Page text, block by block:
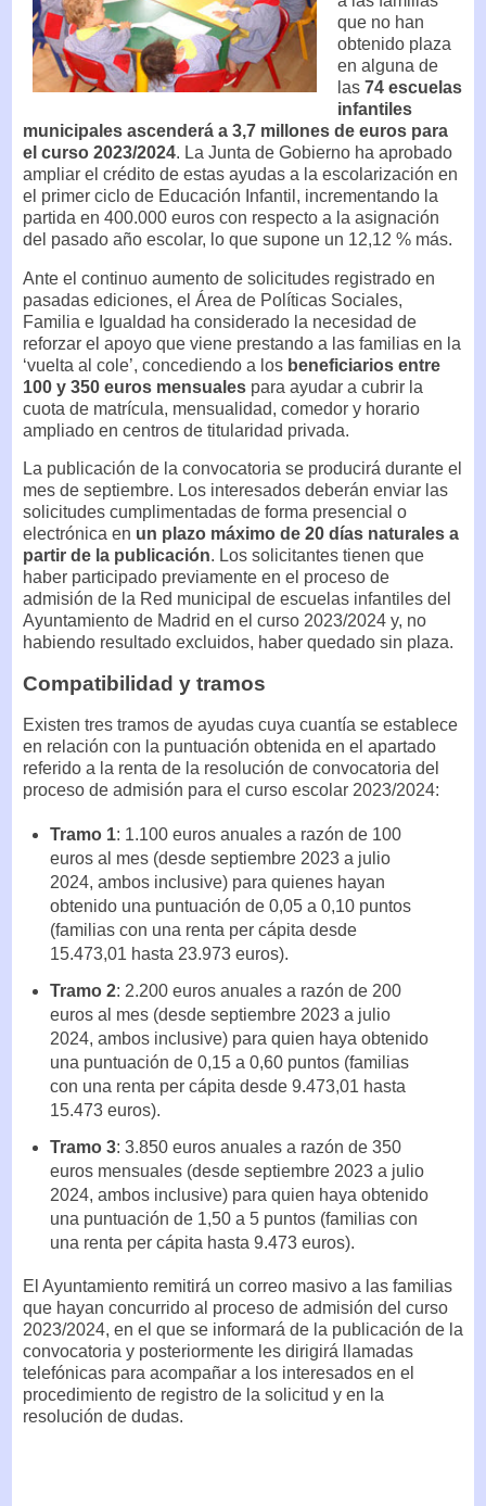
que no han
obtenido plaza
en alguna de
las 74 escuelas
infantiles
municipales ascenderá a 3,7 millones de euros para
el curso 2023/2024. La Junta de Gobierno ha aprobado
ampliar el crédito de estas ayudas a la escolarización en
el primer ciclo de Educación Infantil, incrementando la
partida en 400.000 euros con respecto a la asignación
del pasado año escolar, lo que supone un 12,12 % más.
Ante el continuo aumento de solicitudes registrado en
pasadas ediciones, el Área de Políticas Sociales,
Familia e Igualdad ha considerado la necesidad de
reforzar el apoyo que viene prestando a las familias en la
‘vuelta al cole’, concediendo a los beneficiarios entre
100 y 350 euros mensuales para ayudar a cubrir la
cuota de matrícula, mensualidad, comedor y horario
ampliado en centros de titularidad privada.
La publicación de la convocatoria se producirá durante el
mes de septiembre. Los interesados deberán enviar las
solicitudes cumplimentadas de forma presencial o
electrónica en un plazo máximo de 20 días naturales a
partir de la publicación. Los solicitantes tienen que
haber participado previamente en el proceso de
admisión de la Red municipal de escuelas infantiles del
Ayuntamiento de Madrid en el curso 2023/2024 y, no
habiendo resultado excluidos, haber quedado sin plaza.
Compatibilidad y tramos
Existen tres tramos de ayudas cuya cuantía se establece
en relación con la puntuación obtenida en el apartado
referido a la renta de la resolución de convocatoria del
proceso de admisión para el curso escolar 2023/2024:
Tramo 1: 1.100 euros anuales a razón de 100
euros al mes (desde septiembre 2023 a julio
2024, ambos inclusive) para quienes hayan
obtenido una puntuación de 0,05 a 0,10 puntos
(familias con una renta per cápita desde
15.473,01 hasta 23.973 euros).
Tramo 2: 2.200 euros anuales a razón de 200
euros al mes (desde septiembre 2023 a julio
2024, ambos inclusive) para quien haya obtenido
una puntuación de 0,15 a 0,60 puntos (familias
con una renta per cápita desde 9.473,01 hasta
15.473 euros).
Tramo 3: 3.850 euros anuales a razón de 350
euros mensuales (desde septiembre 2023 a julio
2024, ambos inclusive) para quien haya obtenido
una puntuación de 1,50 a 5 puntos (familias con
una renta per cápita hasta 9.473 euros).
El Ayuntamiento remitirá un correo masivo a las familias
que hayan concurrido al proceso de admisión del curso
2023/2024, en el que se informará de la publicación de la
convocatoria y posteriormente les dirigirá llamadas
telefónicas para acompañar a los interesados en el
procedimiento de registro de la solicitud y en la
resolución de dudas.